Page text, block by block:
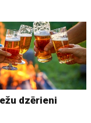
dzērieni